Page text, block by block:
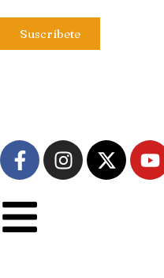
Suscríbete